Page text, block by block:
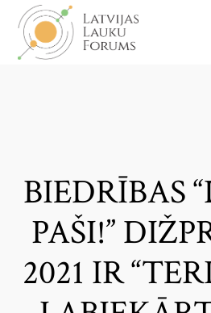
BIEDRĪBAS
PAŠI!”
2021 IR